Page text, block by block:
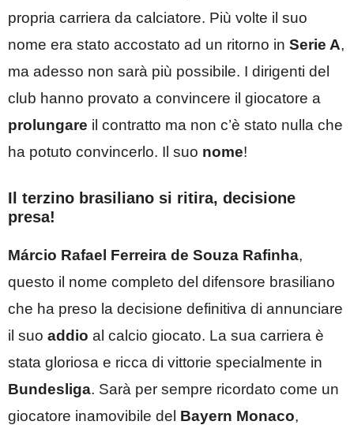
propria carriera da calciatore. Più volte il suo
nome era stato accostato ad un ritorno in Serie A,
ma adesso non sarà più possibile. I dirigenti del
club hanno provato a convincere il giocatore a
prolungare il contratto ma non c’è stato nulla che
ha potuto convincerlo. Il suo nome!
Il terzino brasiliano si ritira, decisione
presa!
Márcio Rafael Ferreira de Souza Rafinha,
questo il nome completo del difensore brasiliano
che ha preso la decisione definitiva di annunciare
il suo addio al calcio giocato. La sua carriera è
stata gloriosa e ricca di vittorie specialmente in
Bundesliga. Sarà per sempre ricordato come un
giocatore inamovibile del Bayern Monaco,